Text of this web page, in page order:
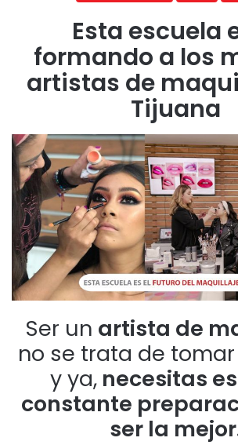
Esta escuela
formando a los
artistas de
Tijuana
Ser un artista de
no se trata de
y ya,necesitas
constante
ser la